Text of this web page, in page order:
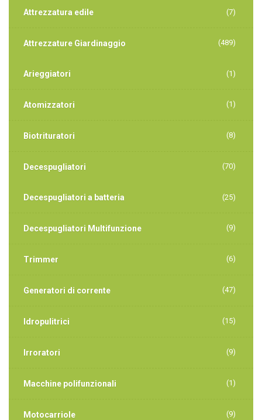
Attrezzatura edile (7)
Attrezzature Giardinaggio (489)
Arieggiatori (1)
Atomizzatori (1)
Biotrituratori (8)
Decespugliatori (70)
Decespugliatori a batteria (25)
Decespugliatori Multifunzione (9)
Trimmer (6)
Generatori di corrente (47)
Idropulitrici (15)
Irroratori (9)
Macchine polifunzionali (1)
Motocarriole (9)